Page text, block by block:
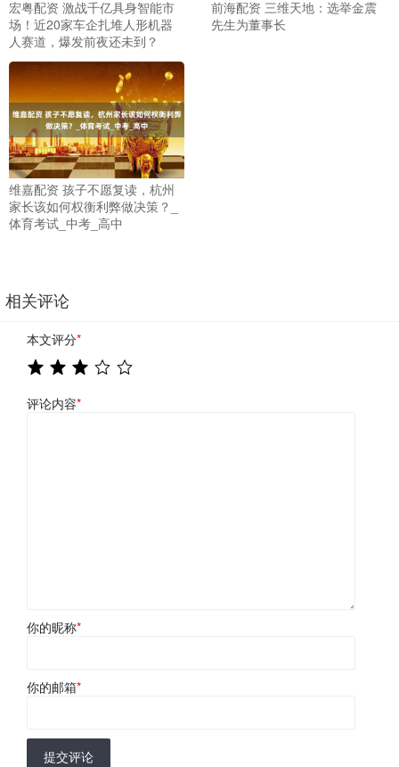
宏粤配资 激战千亿具身智能市
场！近20家车企扎堆人形机器
人赛道，爆发前夜还未到？
前海配资 三维天地：选举金震
先生为董事长
维嘉配资 孩子不愿复读，杭州
家长该如何权衡利弊做决策？_
体育考试_中考_高中
相关评论
本文评分*
评论内容*
你的昵称*
你的邮箱*
提交评论